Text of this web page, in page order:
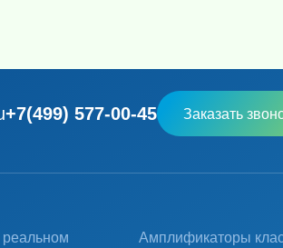
+7(499) 577-00-45 Заказать
Амплификаторы